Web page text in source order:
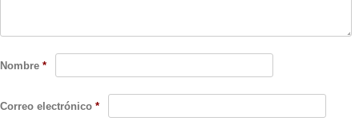
Nombre *
Correo electrónico *